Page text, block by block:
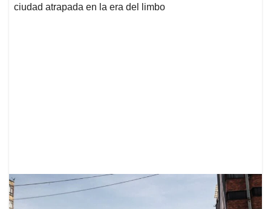
ciudad atrapada en la era del limbo